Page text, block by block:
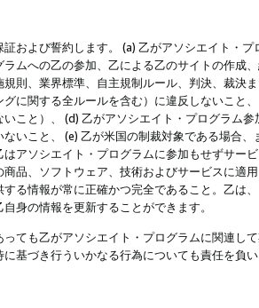
および誓約します。 (a) 乙がアソシエイト・
ラムへの乙の参加、乙による乙のサイトの作成
則、業界標準、自主規制ルール、判決、裁決
に関する全ルールを含む）に違反しないこと
こと）、 (d) 乙がアソシエイト・プログラム
ないこと、 (e) 乙が米国の制裁対象である場合
アソシエイト・プログラムに参加もせずサー
商品、ソフトウェア、技術およびサービスに適
する情報が常に正確かつ完全であること。乙は
身の情報を更新することができます。
ても乙がアソシエイト・プログラムに関連し
基づき行ういかなる行為についても責任を負